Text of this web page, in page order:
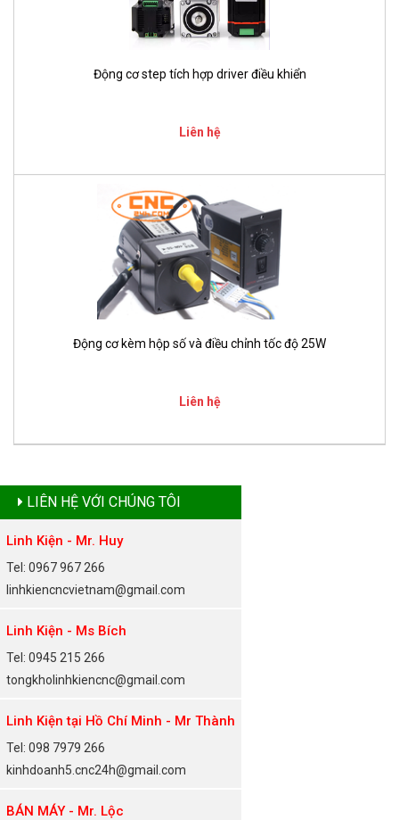
Động cơ step tích hợp driver điều khiển
Liên hệ
Động cơ kèm hộp số và điều chỉnh tốc độ 25W
Liên hệ
LIÊN HỆ VỚI CHÚNG TÔI
Linh Kiện - Mr. Huy
Tel: 0967 967 266
linhkiencncvietnam@gmail.com
Linh Kiện - Ms Bích
Tel: 0945 215 266
tongkholinhkiencnc@gmail.com
Linh Kiện tại Hồ Chí Minh - Mr Thành
Tel: 098 7979 266
kinhdoanh5.cnc24h@gmail.com
BÁN MÁY - Mr. Lộc